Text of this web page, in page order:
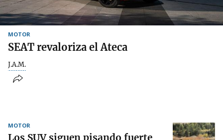
MOTOR
SEAT revaloriza el Ateca
J.A.M.
MOTOR
Los SUV siguen pisando fuerte